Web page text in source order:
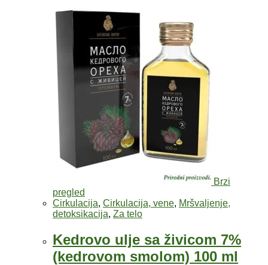
Brzi
pregled
Cirkulacija, Cirkulacija, vene, Mršvaljenje,
detoksikacija, Za telo
Kedrovo ulje sa živicom 7%
(kedrovom smolom) 100 ml